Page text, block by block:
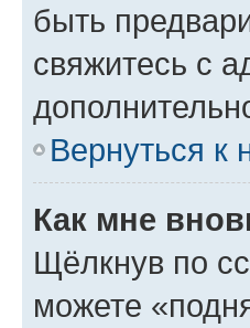
быть
свяжитесь с
Вернуться к
Как мне
Щёлкнув по
можете